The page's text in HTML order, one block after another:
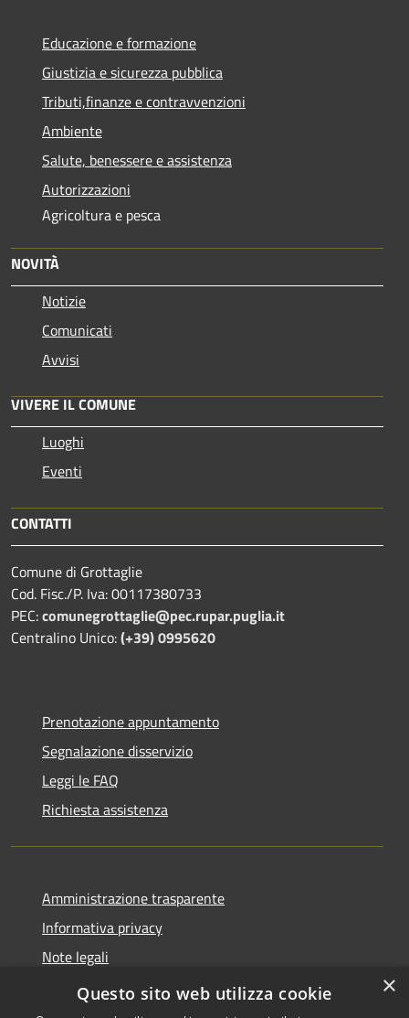
Educazione e formazione
Giustizia e sicurezza pubblica
Tributi,finanze e contravvenzioni
Ambiente
Salute, benessere e assistenza
Autorizzazioni
Agricoltura e pesca
NOVITÀ
Notizie
Comunicati
Avvisi
VIVERE IL COMUNE
Luoghi
Eventi
CONTATTI
Comune di Grottaglie
Cod. Fisc./P. Iva: 00117380733
PEC:comunegrottaglie@pec.rupar.puglia.it
Centralino Unico:(+39) 0995620
Prenotazione appuntamento
Segnalazione disservizio
Leggi le FAQ
Richiesta assistenza
Amministrazione trasparente
Informativa privacy
Note legali
Dichiarazione di accessibilità
×
Questo sito web utilizza cookie